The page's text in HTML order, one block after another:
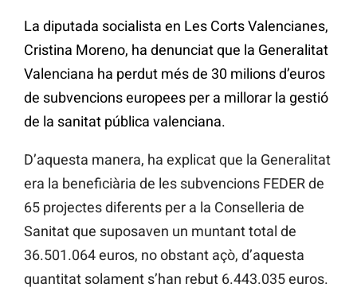
La diputada socialista en Les Corts Valencianes,
Cristina Moreno, ha denunciat que la Generalitat
Valenciana ha perdut més de 30 milions d’euros
de subvencions europees per a millorar la gestió
de la sanitat pública valenciana.
D’aquesta manera, ha explicat que la Generalitat
era la beneficiària de les subvencions FEDER de
65 projectes diferents per a la Conselleria de
Sanitat que suposaven un muntant total de
36.501.064 euros, no obstant açò, d’aquesta
quantitat solament s’han rebut 6.443.035 euros.